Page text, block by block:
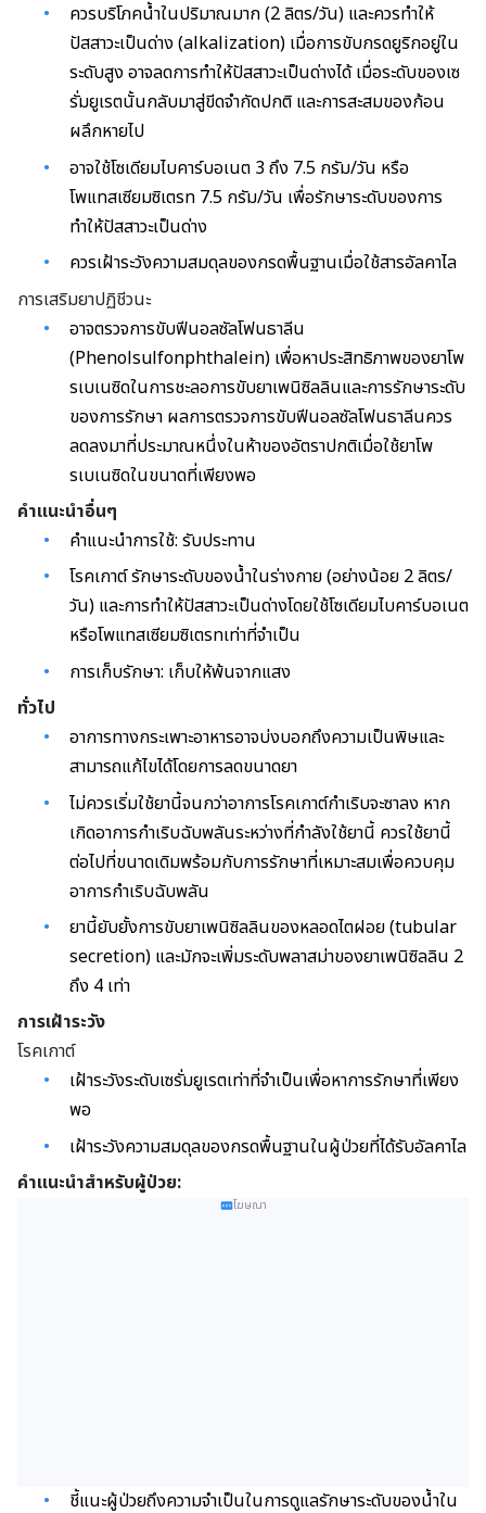
ควรบริโภคน้ำในปริมาณมาก (2 ลิตร/วัน) และควรทำให้
ปัสสาวะเป็นด่าง (alkalization) เมื่อการขับกรดยูริกอยู่ใน
ระดับสูง อาจลดการทำให้ปัสสาวะเป็นด่างได้ เมื่อระดับของเซ
รั่มยูเรตนั้นกลับมาสู่ขีดจำกัดปกติ และการสะสมของก้อน
ผลึกหายไป
อาจใช้โซเดียมไบคาร์บอเนต 3 ถึง 7.5 กรัม/วัน หรือ
โพแทสเซียมซิเตรท 7.5 กรัม/วัน เพื่อรักษาระดับของการ
ทำให้ปัสสาวะเป็นด่าง
ควรเฝ้าระวังความสมดุลของกรดพื้นฐานเมื่อใช้สารอัลคาไล
การเสริมยาปฏิชีวนะ
อาจตรวจการขับฟีนอลซัลโฟนธาลีน
(Phenolsulfonphthalein) เพื่อหาประสิทธิภาพของยาโพ
รเบเนซิดในการชะลอการขับยาเพนิซิลลินและการรักษาระดับ
ของการรักษา ผลการตรวจการขับฟีนอลซัลโฟนธาลีนควร
ลดลงมาที่ประมาณหนึ่งในห้าของอัตราปกติเมื่อใช้ยาโพ
รเบเนซิดในขนาดที่เพียงพอ
คำแนะนำอื่นๆ
คำแนะนำการใช้: รับประทาน
โรคเกาต์ รักษาระดับของน้ำในร่างกาย (อย่างน้อย 2 ลิตร/
วัน) และการทำให้ปัสสาวะเป็นด่างโดยใช้โซเดียมไบคาร์บอเนต
หรือโพแทสเซียมซิเตรทเท่าที่จำเป็น
การเก็บรักษา: เก็บให้พ้นจากแสง
ทั่วไป
อาการทางกระเพาะอาหารอาจบ่งบอกถึงความเป็นพิษและ
สามารถแก้ไขได้โดยการลดขนาดยา
ไม่ควรเริ่มใช้ยานี้จนกว่าอาการโรคเกาต์กำเริบจะซาลง หาก
เกิดอาการกำเริบฉับพลันระหว่างที่กำลังใช้ยานี้ ควรใช้ยานี้
ต่อไปที่ขนาดเดิมพร้อมกับการรักษาที่เหมาะสมเพื่อควบคุม
อาการกำเริบฉับพลัน
ยานี้ยับยั้งการขับยาเพนิซิลลินของหลอดไตฝอย (tubular
secretion) และมักจะเพิ่มระดับพลาสม่าของยาเพนิซิลลิน 2
ถึง 4 เท่า
การเฝ้าระวัง
โรคเกาต์
เฝ้าระวังระดับเซรั่มยูเรตเท่าที่จำเป็นเพื่อหาการรักษาที่เพียง
พอ
เฝ้าระวังความสมดุลของกรดพื้นฐานในผู้ป่วยที่ได้รับอัลคาไล
คำแนะนำสำหรับผู้ป่วย:
โฆษณา
ชี้แนะผู้ป่วยถึงความจำเป็นในการดูแลรักษาระดับของน้ำใน